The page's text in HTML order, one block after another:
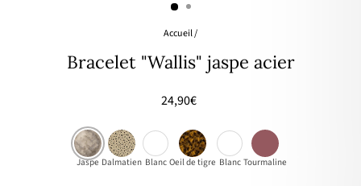
Accueil/
Bracelet "Wallis" jaspe acier
Prix
24,90€
Jaspe Dalmatien Blanc Oeil de tigre Blanc Tourmaline